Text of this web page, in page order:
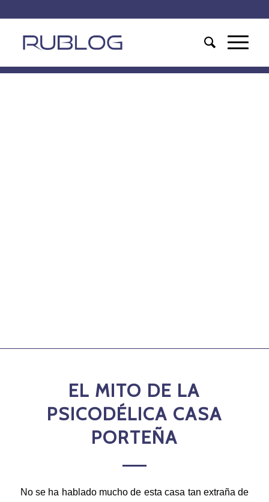
EL MITO DE LA
PSICODÉLICA CASA
PORTEÑA
No se ha hablado mucho de esta casa tan extraña de